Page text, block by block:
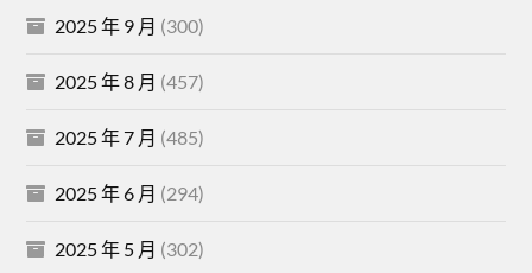
2025 年 9 月 (300)
2025 年 8 月 (457)
2025 年 7 月 (485)
2025 年 6 月 (294)
2025 年 5 月 (302)